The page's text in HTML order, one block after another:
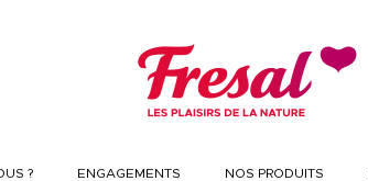
? ENGAGEMENTS NOS PRODUITS